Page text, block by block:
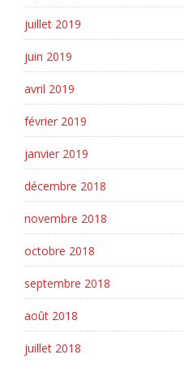
juillet 2019
juin 2019
avril 2019
février 2019
janvier 2019
décembre 2018
novembre 2018
octobre 2018
septembre 2018
août 2018
juillet 2018